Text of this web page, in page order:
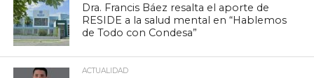
Dra. Francis Báez resalta el aporte de
RESIDE a la salud mental en “Hablemos
de Todo con Condesa”
ACTUALIDAD